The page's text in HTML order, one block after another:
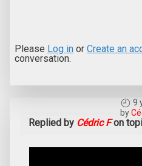
Please Log in or Create an
conversation.
9
by
Replied by Cédric Fon